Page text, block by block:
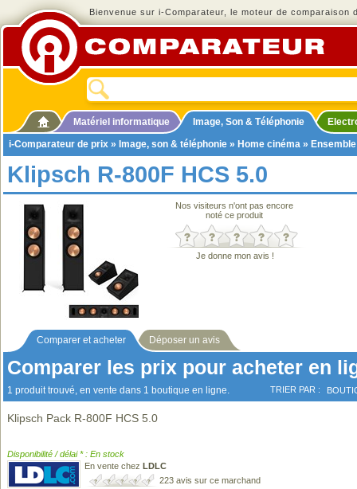
Bienvenue sur i-Comparateur, le moteur de comparaison
Matériel informatique Image, Son & Téléphonie
i-Comparateur de prix » Image, son & téléphonie » Home cinéma »
Klipsch R-800F HCS 5.0
Nos visiteurs n'ont pas encore
noté ce produit
Je donne mon avis !
Comparer et acheter Déposer un avis
Comparer les prix pour acheter en
1 produit trouvé, en vente dans 1 boutique en ligne. TRIER PAR :
Klipsch Pack R-800F HCS 5.0
Disponibilité / délai * : En stock
En vente chez LDLC
223 avis sur ce marchand